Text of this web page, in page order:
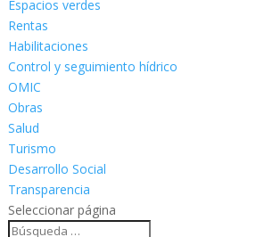
Espacios verdes
Rentas
Habilitaciones
Control y seguimiento hídrico
OMIC
Obras
Salud
Turismo
Desarrollo Social
Transparencia
Seleccionar página